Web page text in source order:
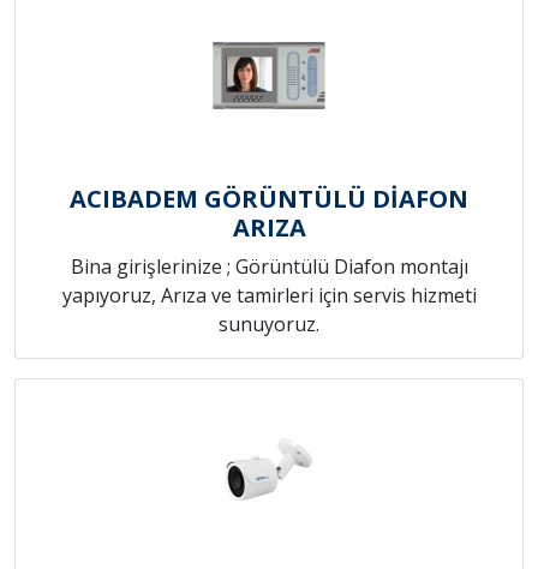
ACIBADEM GÖRÜNTÜLÜ DİAFON
ARIZA
Bina girişlerinize ; Görüntülü Diafon montajı
yapıyoruz, Arıza ve tamirleri için servis hizmeti
sunuyoruz.